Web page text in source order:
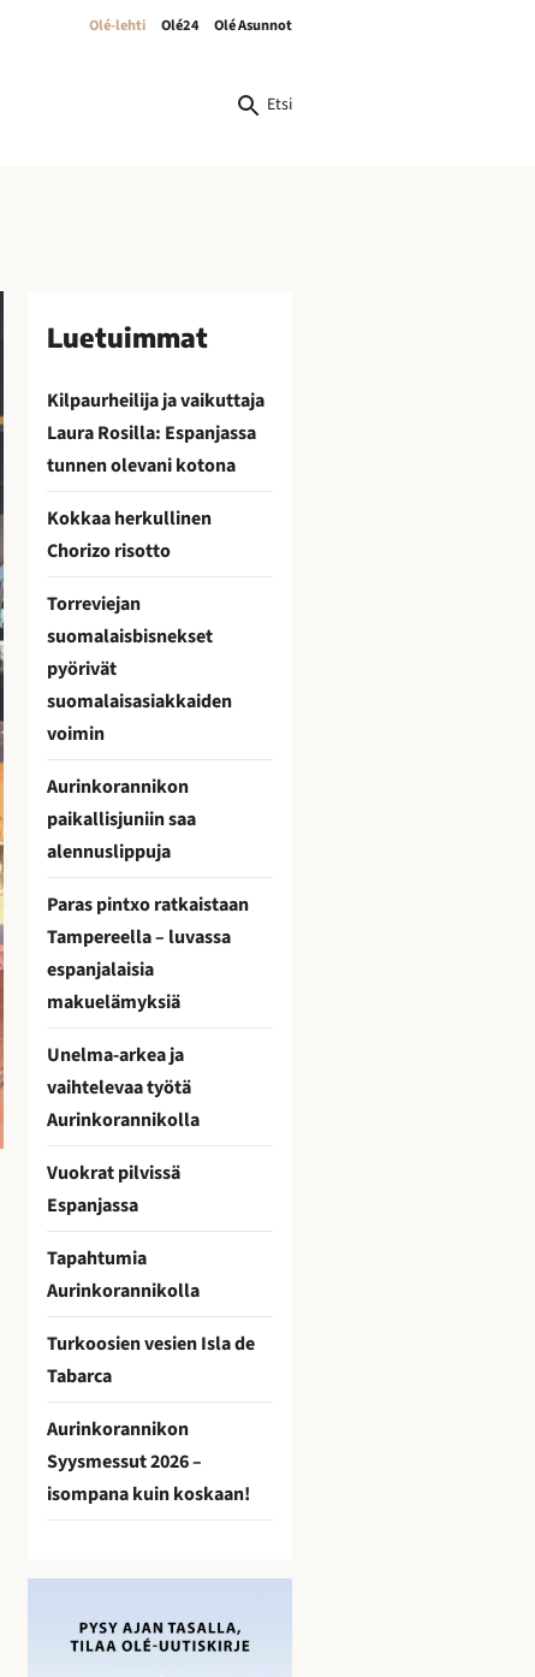
Olé-lehti Olé24 Olé Asunnot
Etsi
Luetuimmat
Kilpaurheilija ja vaikuttaja
Laura Rosilla: Espanjassa
tunnen olevani kotona
Kokkaa herkullinen
Chorizo risotto
Torreviejan
suomalaisbisnekset
pyörivät
suomalaisasiakkaiden
voimin
Aurinkorannikon
paikallisjuniin saa
alennuslippuja
Paras pintxo ratkaistaan
Tampereella – luvassa
espanjalaisia
makuelämyksiä
Unelma-arkea ja
vaihtelevaa työtä
Aurinkorannikolla
Vuokrat pilvissä
Espanjassa
Tapahtumia
Aurinkorannikolla
Turkoosien vesien Isla de
Tabarca
Aurinkorannikon
Syysmessut 2026 –
isompana kuin koskaan!